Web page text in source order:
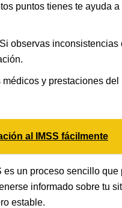
puntos tienes te ayuda
Si observas inconsistencias
y prestaciones
al IMSS fácilmente
un proceso sencillo
informado sobre tu
estable.